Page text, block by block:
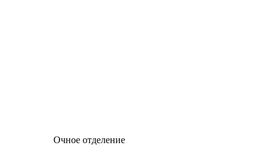
Очное отделение